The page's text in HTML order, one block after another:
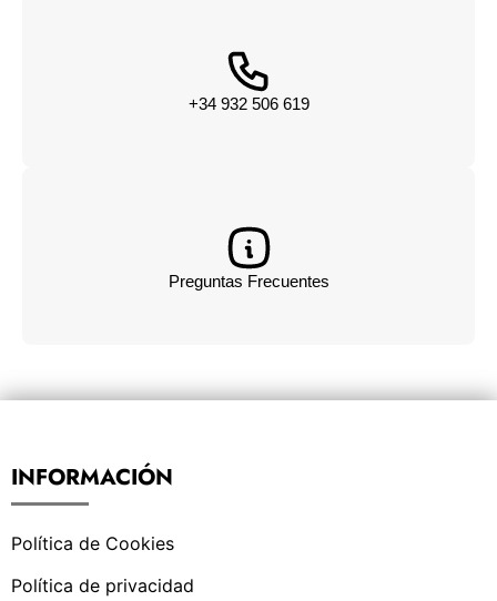
+34 932 506 619
Preguntas Frecuentes
INFORMACIÓN
Política de Cookies
Política de privacidad